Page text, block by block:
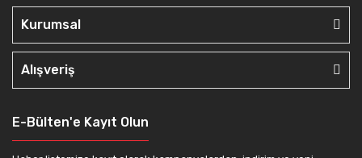
Kurumsal
Alışveriş
E-Bülten'e Kayıt Olun